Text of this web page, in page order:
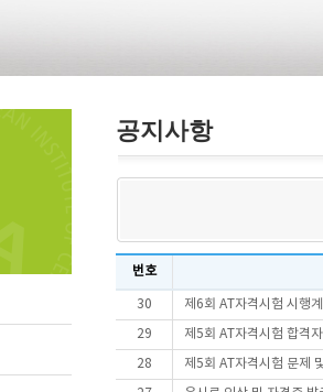
공지사항
번호
30 제6회 AT자격시험 시행
29 제5회 AT자격시험 합격
28 제5회 AT자격시험 문제